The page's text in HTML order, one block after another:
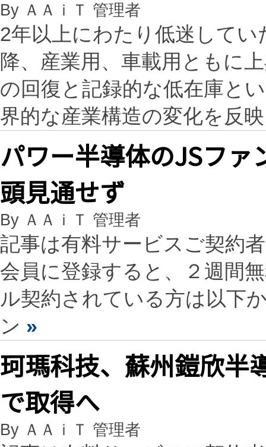
By ＡＡｉＴ 管理者
2年以上にわたり低迷して
降、産業用、車載用ともに
の回復と記録的な低在庫と
界的な産業構造の変化を反
パワー半導体のJSフ
頭見通せず
By ＡＡｉＴ 管理者
記事は有料サービスご契約
会員に登録すると、２週間
ル契約されている方は以下
ン »
珂瑪科技、蘇州鎧欣半
で取得へ
By ＡＡｉＴ 管理者